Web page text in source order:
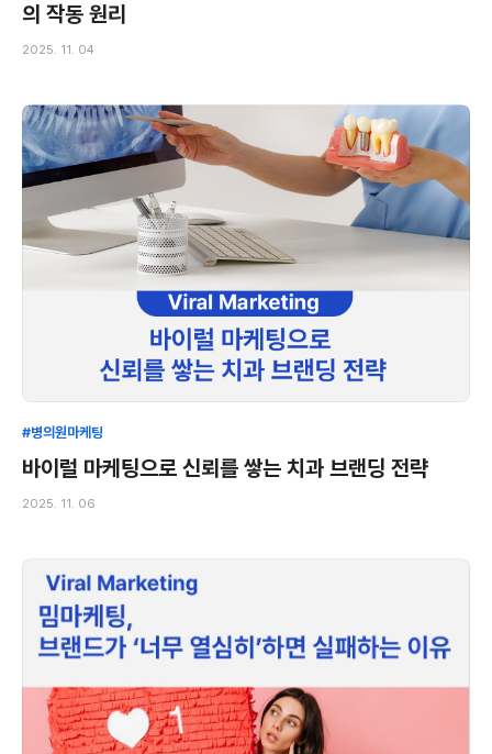
의 작동 원리
2025. 11. 04
#병의원마케팅
바이럴 마케팅으로 신뢰를 쌓는 치과 브랜딩 전략
2025. 11. 06